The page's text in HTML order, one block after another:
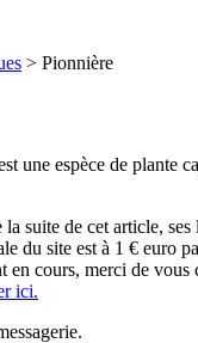
> Pionnière
une espèce de plante
suite de cet article, ses
du site est à 1 € euro
en cours, merci de
ici.